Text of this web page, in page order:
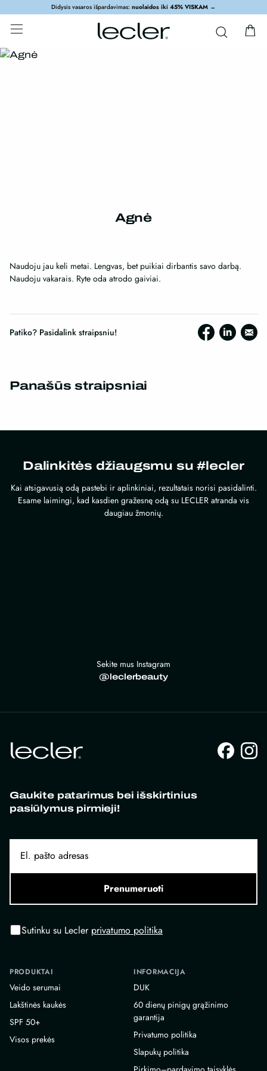
Didysis vasaros išpardavimas: nuolaidos iki 45% VISKAM →
Agnė
Naudoju jau keli metai. Lengvas, bet puikiai dirbantis savo darbą.
Naudoju vakarais. Ryte oda atrodo gaiviai.
Patiko? Pasidalink straipsniu!
Panašūs straipsniai
Dalinkitės džiaugsmu su #lecler
Kai atsigavusią odą pastebi ir aplinkiniai, rezultatais norisi pasidalinti.
Esame laimingi, kad kasdien gražesnę odą su LECLER atranda vis
daugiau žmonių.
Sekite mus Instagram
@leclerbeauty
Gaukite patarimus bei išskirtinius
pasiūlymus pirmieji!
Prenumeruoti
Sutinku su Lecler privatumo politika
PRODUKTAI
Veido serumai
Lakštinės kaukės
SPF 50+
Visos prekės
INFORMACIJA
DUK
60 dienų pinigų grąžinimo
garantija
Privatumo politika
Slapukų politika